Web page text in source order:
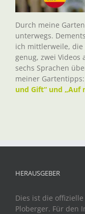
Durch meine
unterwegs.
ich mittlerweile, die
genug, zwei
sechs Sprachen
meiner Gartentipps:
und Gift“ und „Auf
HERAUSGEBER
Dies ist die
Ploberger. Für den